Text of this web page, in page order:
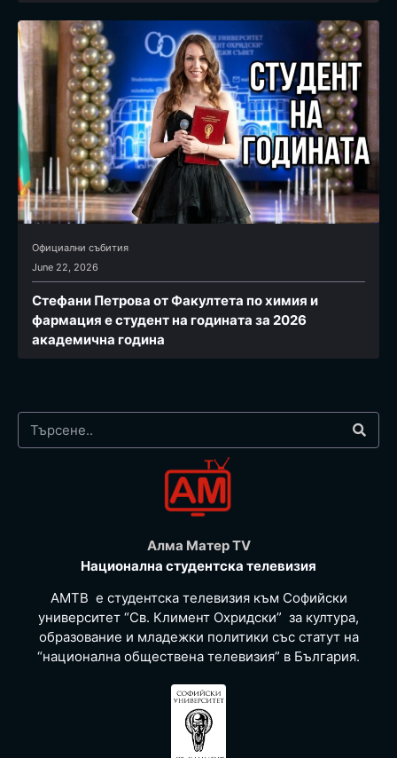
Официални събития
June 22, 2026
Стефани Петрова от Факултета по химия и
фармация e студент на годината за 2026
академична година
Алма Матер TV
Национална студентска телевизия
АМТВ е студентска телевизия към Софийски
университет “Св. Климент Охридски” за култура,
образование и младежки политики със статут на
“национална обществена телевизия” в България.